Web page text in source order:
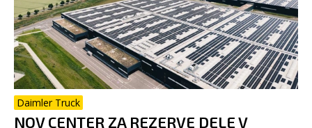
Daimler Truck
NOV CENTER ZA REZERVE DELE V